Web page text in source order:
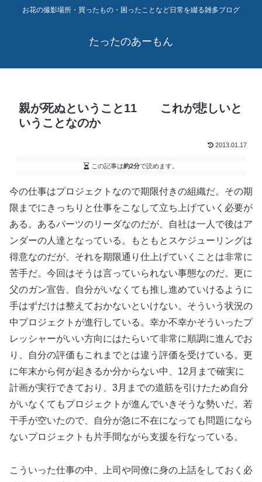
お花の撮影場所・買ったもの・困ったことなど日常を綴る雑多ブログ
たったのあーもん
親が死ぬということ11 これが悲しいと
いうことなのか
2013.01.17
この記事は約2分で読めます。
今の仕事はプロジェクトなので期限付きの組織だ。その期
限までにきっちりと仕事をこなして立ち上げていく必要が
ある。あるパーツのリーダなのだが、自社は一人で後はア
ンダーの人達となっている。もともとスケジューリングは
得意なのだが、それを期限通り仕上げていくことは非常に
苦手だ。今回はそうは言っていられない事態なのだ。更に
父のガン宣告、自分がいなくても推し進めていけるように
手はずだけは整えておかないといけない。そういう状況の
中プロジェクトが進行している。幸か不幸かそういったプ
レッシャーがいい方向にはたらいて非常に順調に進んでお
り、自分の評価もこれまでとは違う評価を受けている。更
に年末から何が起きるか分からない中、12月まで確実に
計画が実行できており、3月までの道筋を引けたため自分
がいなくてもプロジェクトが進んでいきそうな勢いだ。若
干手が空いたので、自分が急に不在になっても問題になら
ないプロジェクトも片手間ながら支援を行なっている。
こういった仕事の中、上司や同僚に身の上話をしておく必